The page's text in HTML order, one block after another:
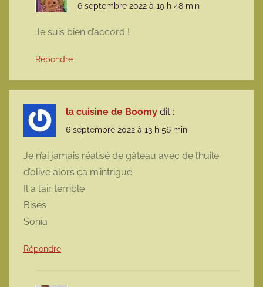
6 septembre 2022 à 19 h 48 min
Je suis bien d’accord !
Répondre
la cuisine de Boomy dit :
6 septembre 2022 à 13 h 56 min
Je n’ai jamais réalisé de gâteau avec de l’huile
d’olive alors ça m’intrigue
Il a l’air terrible
Bises
Sonia
Répondre